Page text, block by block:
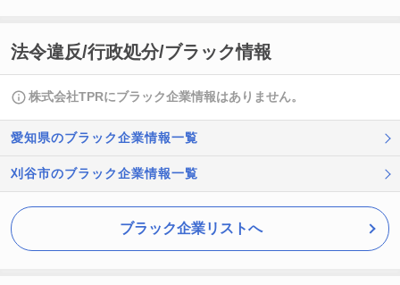
法令違反/行政処分/ブラック情報
株式会社TPRにブラック企業情報はありません。
愛知県のブラック企業情報一覧
刈谷市のブラック企業情報一覧
ブラック企業リストへ